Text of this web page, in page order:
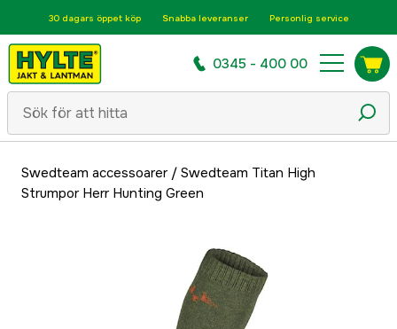
30 dagars öppet köp Snabba leveranser Personlig service
0345 - 400 00
Swedteam accessoarer/ Swedteam Titan High
Strumpor Herr Hunting Green